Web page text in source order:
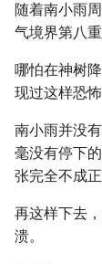
随着南小雨
气境界第八重
哪怕在神树
现过这样恐
南小雨并没
毫没有停下
张完全不成正
再这样下去
溃。